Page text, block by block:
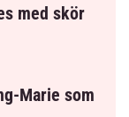
med skör
Marie som